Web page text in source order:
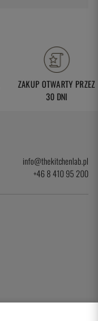
ZAKUP OTWARTY PRZEZ
30 DNI
info@thekitchenlab.pl
+46 8 410 95 200